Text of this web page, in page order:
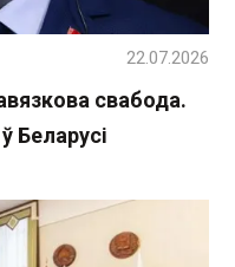
свабода.
Беларусі
22.07.2026